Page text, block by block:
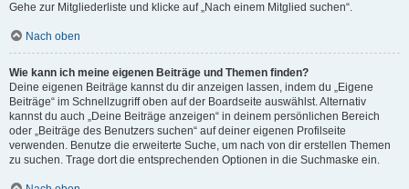
Gehe zur Mitgliederliste und klicke auf „Nach einem Mitglied suchen“.
Nach oben
Wie kann ich meine eigenen Beiträge und Themen finden?
Deine eigenen Beiträge kannst du dir anzeigen lassen, indem du „Eigene
Beiträge“ im Schnellzugriff oben auf der Boardseite auswählst. Alternativ
kannst du auch „Deine Beiträge anzeigen“ in deinem persönlichen Bereich
oder „Beiträge des Benutzers suchen“ auf deiner eigenen Profilseite
verwenden. Benutze die erweiterte Suche, um nach von dir erstellen Themen
zu suchen. Trage dort die entsprechenden Optionen in die Suchmaske ein.